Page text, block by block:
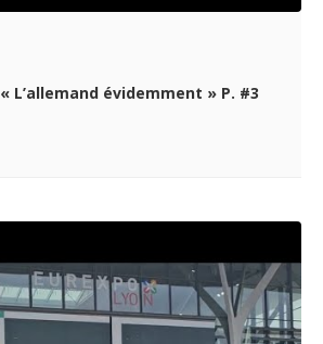
« L’allemand évidemment » P. #3